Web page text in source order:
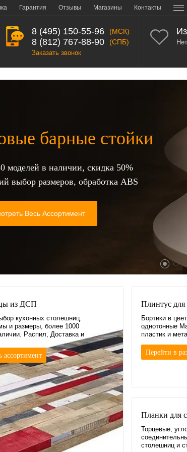
Гарантия Отзывы Магазины Контакты
8 (495) 150-55-96 (МСК)
8 (812) 767-88-90 (СПБ)
Заказать звонок
столешниц из
наличии более 250 кусков, под любые цели и
0,5-3,0м / ширина 40-120см / Толщина 12-
товары, с огромными скидками от
из ДСП
кухонных столешниц.
и размеры, более 1000
Распил, Доставка и
ассортимент
Плинтус
Бортики в
однотонные
пластик и
мдф. Длиной
Заглушки.
Перейти в
Планки для
Торцевые,
столешниц и